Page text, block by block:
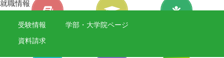
就職情報
受験情報 学部・大学院ページ
資料請求